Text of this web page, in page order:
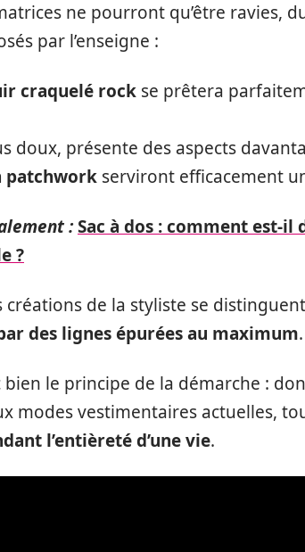
ne pourront qu’être ravies,
par l’enseigne :
craquelé rock se prêtera
doux, présente des aspects
patchwork serviront efficacement
:Sac à dos : comment est-il
?
créations de la styliste se
des lignes épurées au maximum.
bien le principe de la démarche :
modes vestimentaires actuelles,
l’entièreté d’une vie.